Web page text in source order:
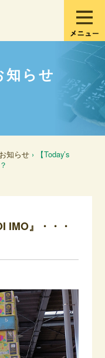
知らせ
知らせ › 【Today’s
IMO』・・・